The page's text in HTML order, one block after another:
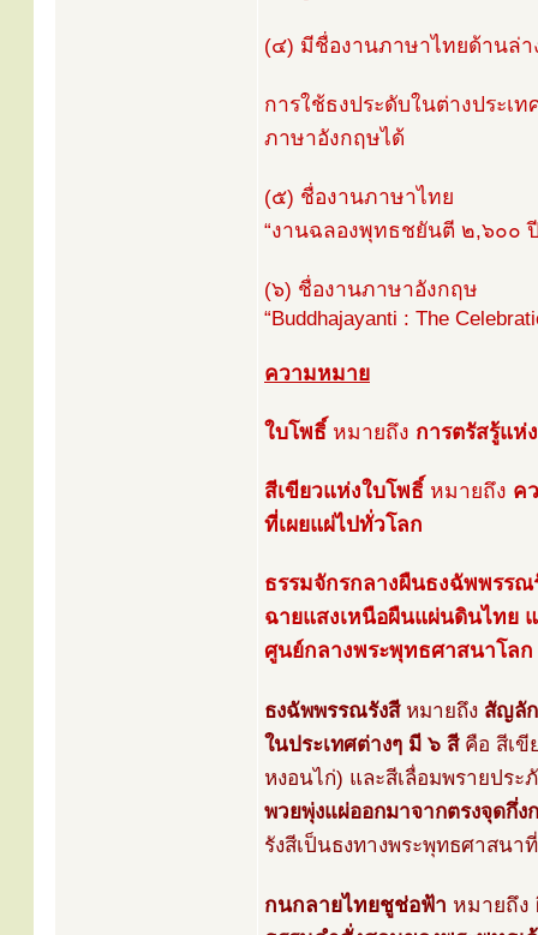
(๔) มีชื่องานภาษาไทยด้านล่า
การใช้ธงประดับในต่างประเ
ภาษาอังกฤษได้
(๕) ชื่องานภาษาไทย
“งานฉลองพุทธชยันตี ๒,๖๐๐
(๖) ชื่องานภาษาอังกฤษ
“Buddhajayanti : The
ความหมาย
ใบโพธิ์ หมายถึง การตรัสรู้แห่
สีเขียวแห่งใบโพธิ์ หมายถึง ค
ที่เผยแผ่ไปทั่วโลก
ธรรมจักรกลางผืนธงฉัพพรรณ
ฉายแสงเหนือผืนแผ่นดินไทย
ศูนย์กลางพระพุทธศาสนาโลก
ธงฉัพพรรณรังสีหมายถึง สัญลั
ในประเทศต่างๆ มี ๖ สีคือ สีเขี
หงอนไก่) และสีเลื่อมพรายประ
พวยพุ่งแผ่ออกมาจากตรงจุดกึ่ง
รังสีเป็นธงทางพระพุทธศาสน
กนกลายไทยชูช่อฟ้า หมายถึง